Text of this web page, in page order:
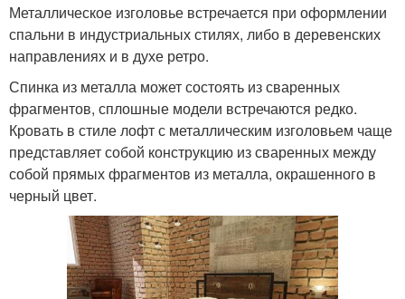
Металлическое изголовье встречается при оформлении
спальни в индустриальных стилях, либо в деревенских
направлениях и в духе ретро.
Спинка из металла может состоять из сваренных
фрагментов, сплошные модели встречаются редко.
Кровать в стиле лофт с металлическим изголовьем чаще
представляет собой конструкцию из сваренных между
собой прямых фрагментов из металла, окрашенного в
черный цвет.